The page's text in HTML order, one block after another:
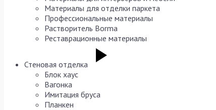
Материалы для отделки паркета
Профессиональные материалы
Растворитель Borma
Реставрационные материалы
Стеновая отделка
Блок хаус
Вагонка
Имитация бруса
Планкен